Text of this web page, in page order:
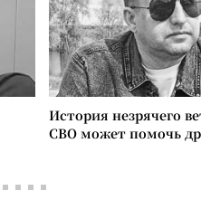
История незрячего
СВО может помочь